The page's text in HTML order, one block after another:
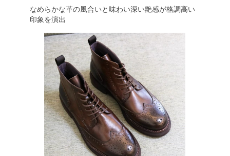
なめらかな革の風合いと味わい深い艶感が格調高い
印象を演出